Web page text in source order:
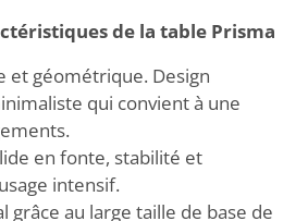
de la table Prisma
et géométrique. Design
qui convient à une
en fonte, stabilité et
intensif.
grâce au large taille de base de